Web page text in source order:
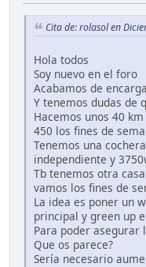
Cita de: rolasol en
Hola todos
Soy nuevo en el foro
Acabamos de
Y tenemos dudas de
Hacemos unos 40
450 los fines de
Tenemos una
independiente y
Tb tenemos otra
vamos los fines de
La idea es poner un
principal y green up
Para poder asegurar
Que os parece?
Sería necesario